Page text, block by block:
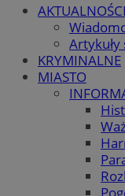
AKTUALNOŚCI
KRYMINALNE
MIASTO